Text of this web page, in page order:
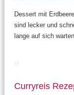
Dessert mit
sind lecker und
lange auf sich warten.
Curryreis